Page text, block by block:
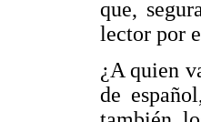
que,
lector por
¿A quien
de